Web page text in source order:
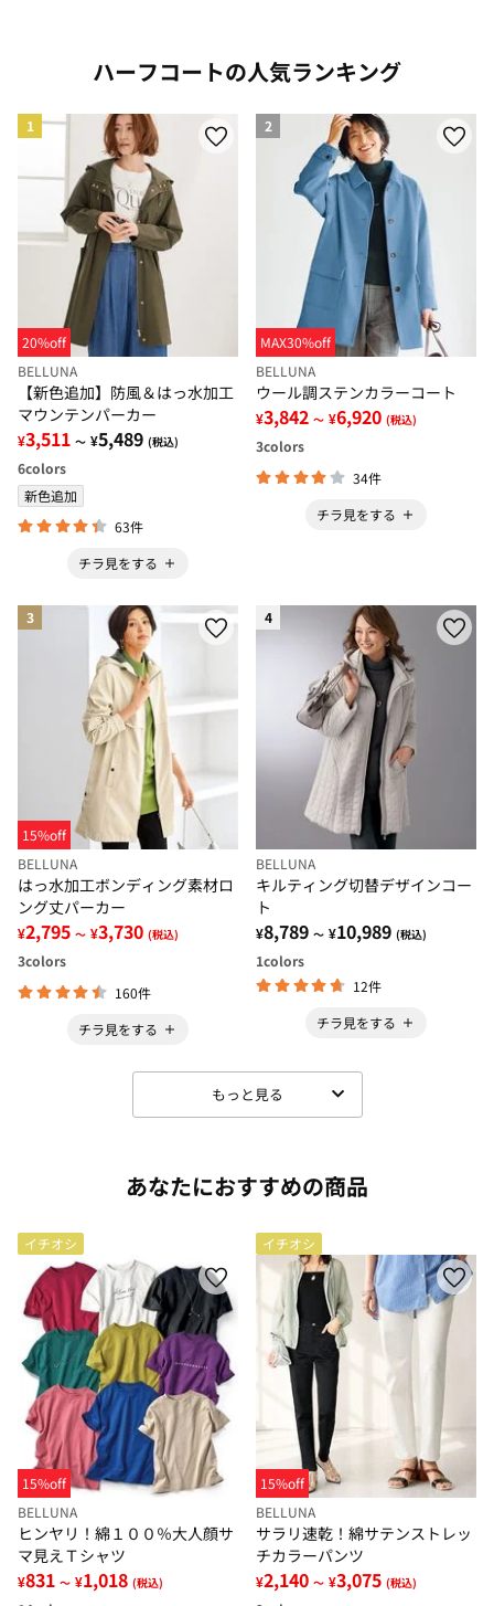
ハーフコートの人気ランキング
1
20%off
BELLUNA
【新色追加】防風＆はっ水加工
マウンテンパーカー
¥3,511 ～ ¥5,489 (税込)
6colors
新色追加
63件
チラ見をする
2
MAX30%off
BELLUNA
ウール調ステンカラーコート
¥3,842 ～ ¥6,920 (税込)
3colors
34件
チラ見をする
3
15%off
BELLUNA
はっ水加工ボンディング素材ロ
ング丈パーカー
¥2,795 ～ ¥3,730 (税込)
3colors
160件
チラ見をする
4
BELLUNA
キルティング切替デザインコー
ト
¥8,789 ～ ¥10,989 (税込)
1colors
12件
チラ見をする
もっと見る
あなたにおすすめの商品
イチオシ
15%off
BELLUNA
ヒンヤリ！綿１００％大人顔サ
マ見えＴシャツ
¥831 ～ ¥1,018 (税込)
イチオシ
15%off
BELLUNA
サラリ速乾！綿サテンストレッ
チカラーパンツ
¥2,140 ～ ¥3,075 (税込)